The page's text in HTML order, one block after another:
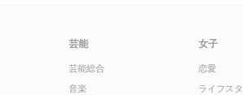
芸能
芸能総合
音楽
女子
恋愛
ライフス